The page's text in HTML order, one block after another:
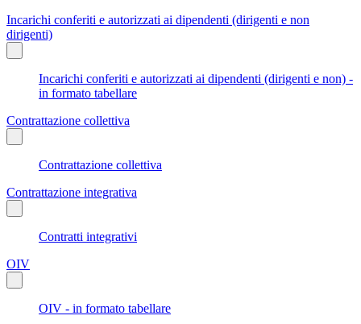
Incarichi conferiti e autorizzati ai dipendenti (dirigenti e non
dirigenti)
Incarichi conferiti e autorizzati ai dipendenti (dirigenti e non) -
in formato tabellare
Contrattazione collettiva
Contrattazione collettiva
Contrattazione integrativa
Contratti integrativi
OIV
OIV - in formato tabellare